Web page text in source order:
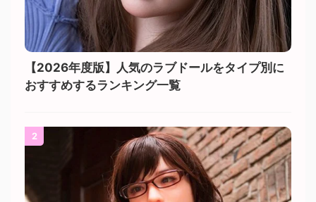
【2026年度版】人気のラブドールをタイプ別に
おすすめするランキング一覧
2